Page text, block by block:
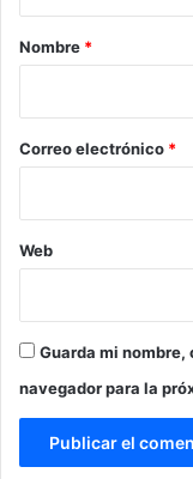
r
*
Nombre *
Correo electrónico *
Web
Guarda mi
navegador para la